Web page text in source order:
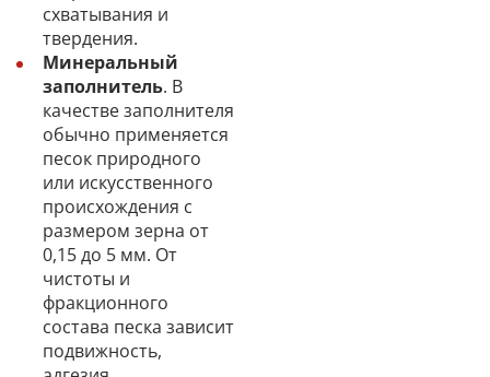
схватывания и
твердения.
Минеральный
заполнитель. В
качестве заполнителя
обычно применяется
песок природного
или искусственного
происхождения с
размером зерна от
0,15 до 5 мм. От
чистоты и
фракционного
состава песка зависит
подвижность,